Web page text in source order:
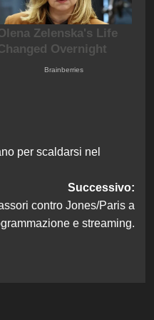
per scaldarsi nel
Successivo:
contro Jones/Paris a
e streaming.